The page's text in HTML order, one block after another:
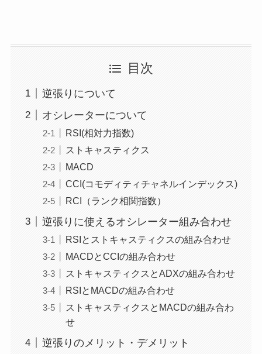
目次
逆張りについて
オシレーターについて
RSI(相対力指数)
ストキャスティクス
MACD
CCI(コモディティチャネルインデックス)
RCI（ランク相関指数）
逆張りに使えるオシレーター組み合わせ
RSIとストキャスティクスの組み合わせ
MACDとCCIの組み合わせ
ストキャスティクスとADXの組み合わせ
RSIとMACDの組み合わせ
ストキャスティクスとMACDの組み合わ
せ
逆張りのメリット・デメリット